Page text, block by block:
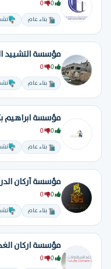
بناء عام
مؤسسة التشييد
بناء عام
مؤسسة ابراهيم
بناء عام
مؤسسة أركان
بناء عام
مؤسسة اركان